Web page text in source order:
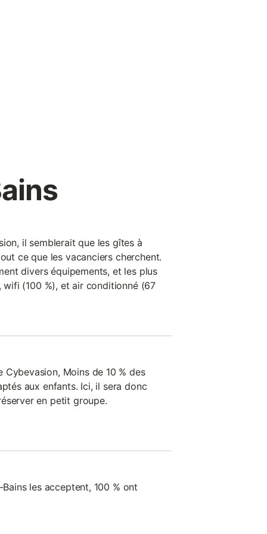
il semblerait que les gîtes à
ce que les vacanciers cherchent.
divers équipements, et les plus
(100 %), et air conditionné (67
Moins de 10 % des
aux enfants. Ici, il sera donc
en petit groupe.
les acceptent, 100 % ont